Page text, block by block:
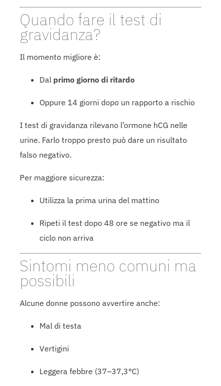
Quando fare il test di
gravidanza?
Il momento migliore è:
Dal primo giorno di ritardo
Oppure 14 giorni dopo un rapporto a rischio
I test di gravidanza rilevano l’ormone hCG nelle
urine. Farlo troppo presto può dare un risultato
falso negativo.
Per maggiore sicurezza:
Utilizza la prima urina del mattino
Ripeti il test dopo 48 ore se negativo ma il
ciclo non arriva
Sintomi meno comuni ma
possibili
Alcune donne possono avvertire anche:
Mal di testa
Vertigini
Leggera febbre (37–37,3°C)